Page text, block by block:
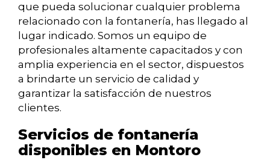
que pueda solucionar cualquier problema
relacionado con la fontanería, has llegado al
lugar indicado. Somos un equipo de
profesionales altamente capacitados y con
amplia experiencia en el sector, dispuestos
a brindarte un servicio de calidad y
garantizar la satisfacción de nuestros
clientes.
Servicios de fontanería
disponibles en Montoro